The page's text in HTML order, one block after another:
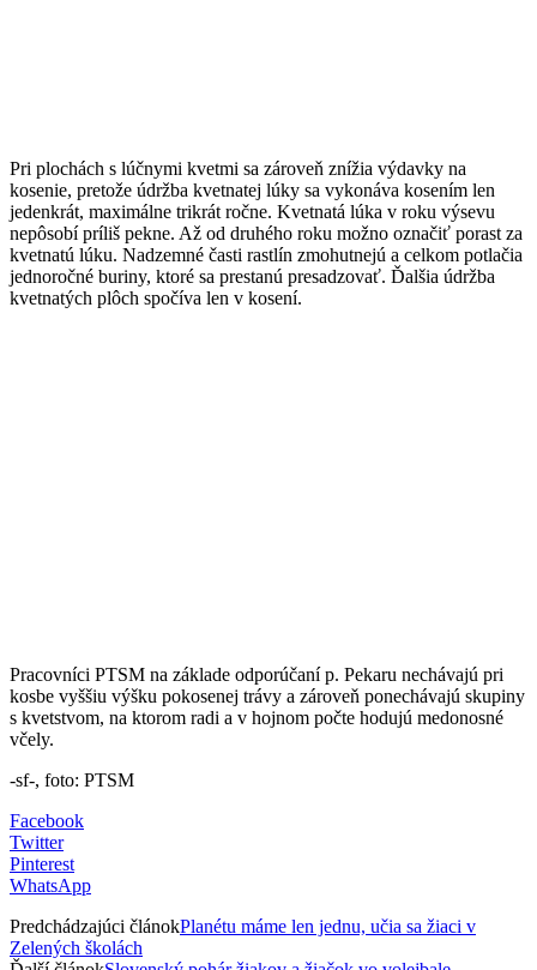
Pri plochách s lúčnymi kvetmi sa zároveň znížia výdavky na
kosenie, pretože údržba kvetnatej lúky sa vykonáva kosením len
jedenkrát, maximálne trikrát ročne. Kvetnatá lúka v roku výsevu
nepôsobí príliš pekne. Až od druhého roku možno označiť porast za
kvetnatú lúku. Nadzemné časti rastlín zmohutnejú a celkom potlačia
jednoročné buriny, ktoré sa prestanú presadzovať. Ďalšia údržba
kvetnatých plôch spočíva len v kosení.
Pracovníci PTSM na základe odporúčaní p. Pekaru nechávajú pri
kosbe vyššiu výšku pokosenej trávy a zároveň ponechávajú skupiny
s kvetstvom, na ktorom radi a v hojnom počte hodujú medonosné
včely.
-sf-, foto: PTSM
Facebook
Twitter
Pinterest
WhatsApp
Predchádzajúci článokPlanétu máme len jednu, učia sa žiaci v
Zelených školách